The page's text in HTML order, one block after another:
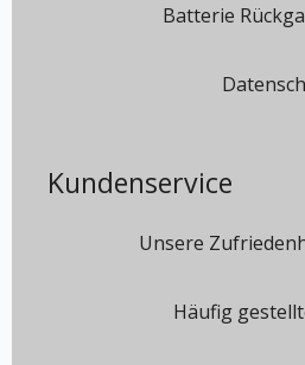
Batterie
Kundenservice
Unsere
Häufig